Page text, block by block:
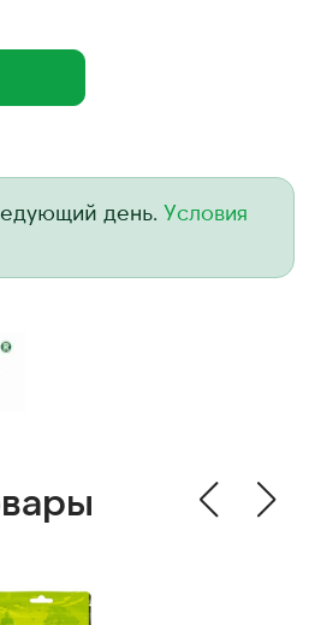
день. Условия